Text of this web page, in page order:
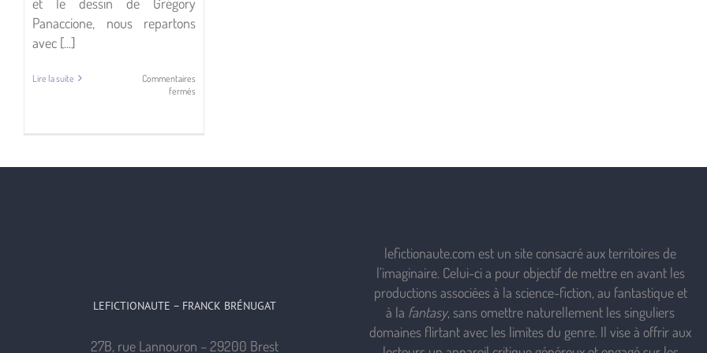
Panaccione, nous repartons
avec [...]
Lire la suite
Commentaires
fermés
Panaccione,
LEFICTIONAUTE – FRANCK BRÉNUGAT
27B, rue Lannouron – 29200 Brest
lefictionaute.com est un site consacré aux territoires de
l’imaginaire. Celui-ci a pour objectif de mettre en avant les
productions associées à la science-fiction, au fantastique et
à la fantasy, sans omettre naturellement les singuliers
domaines flirtant avec les limites du genre. Il vise à offrir aux